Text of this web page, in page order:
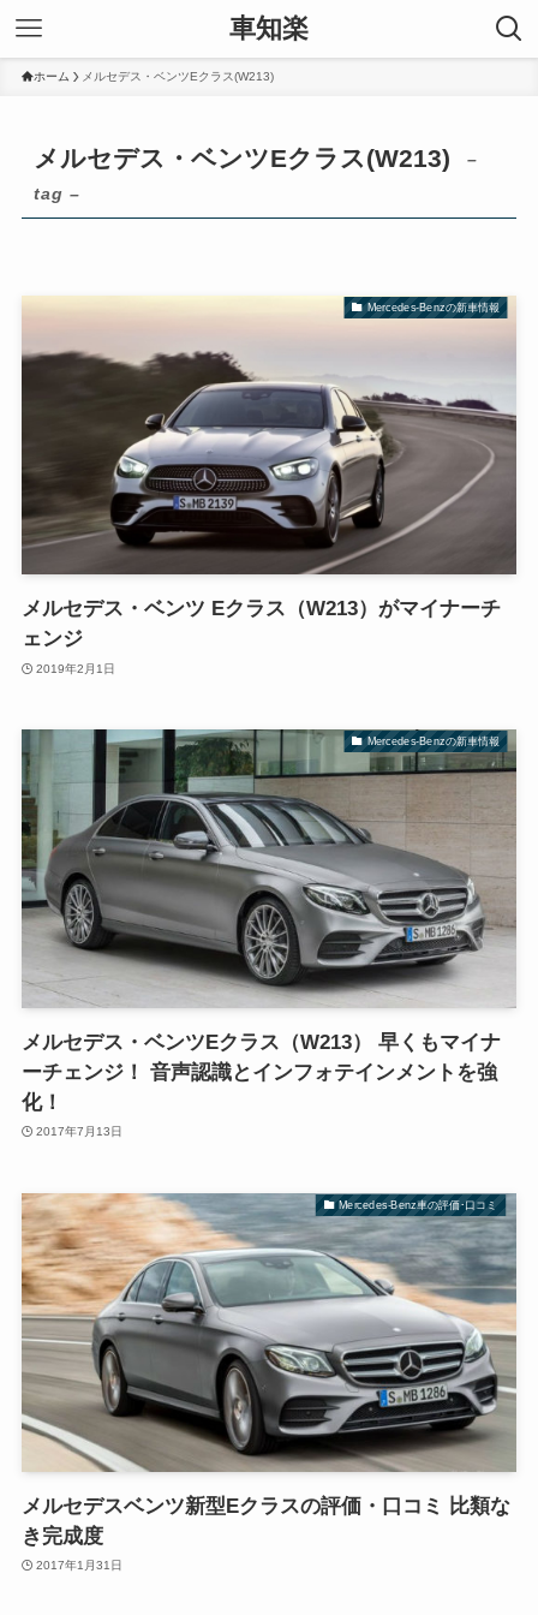
車知楽
ホーム メルセデス・ベンツEクラス(W213)
メルセデス・ベンツEクラス(W213)
–
tag –
Mercedes-Benzの新車情報
メルセデス・ベンツ Eクラス（W213）がマイナーチ
ェンジ
2019年2月1日
Mercedes-Benzの新車情報
メルセデス・ベンツEクラス（W213） 早くもマイナ
ーチェンジ！ 音声認識とインフォテインメントを強
化！
2017年7月13日
Mercedes-Benz車の評価･口コミ
メルセデスベンツ新型Eクラスの評価・口コミ 比類な
き完成度
2017年1月31日